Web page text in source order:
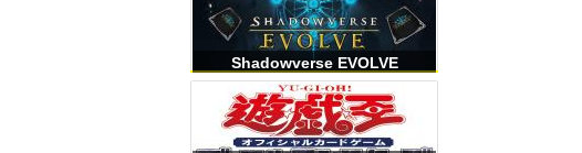
Shadowverse EVOLVE